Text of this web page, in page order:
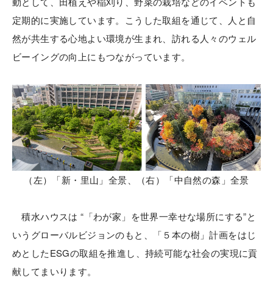
定期的に実施しています。こうした取組を通じて、人と自
然が共生する心地よい環境が生まれ、訪れる人々のウェル
ビーイングの向上にもつながっています。
（左）「新・里山」全景、（右）「中自然の森」全景
積水ハウスは “「わが家」を世界一幸せな場所にする”と
いうグローバルビジョンのもと、「５本の樹」計画をはじ
めとしたESGの取組を推進し、持続可能な社会の実現に貢
献してまいります。